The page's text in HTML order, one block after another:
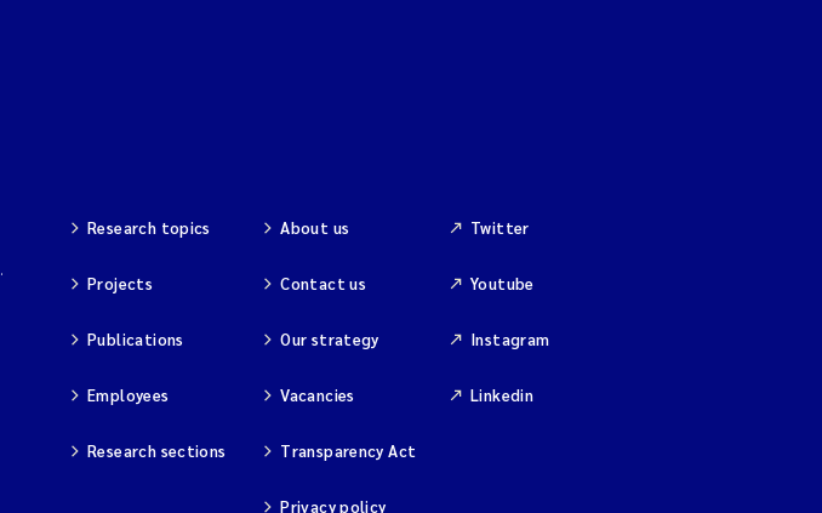
Research topics
Projects
Publications
Employees
Research sections
About us
Contact us
Our strategy
Vacancies
Transparency Act
Privacy policy
Twitter
Youtube
Instagram
Linkedin